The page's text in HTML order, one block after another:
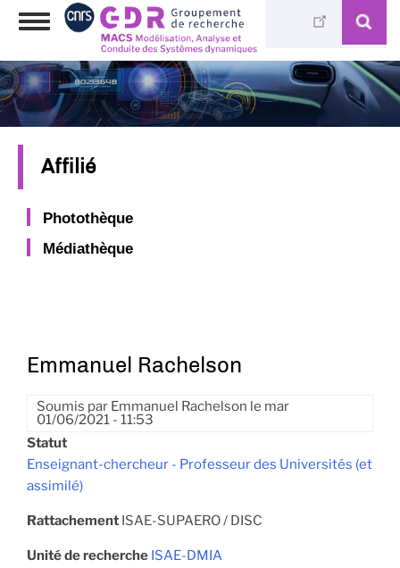
Aller
principal
Toggle
Affilié
Photothèque
Médiathèque
Emmanuel Rachelson
Soumis par Emmanuel Rachelson le mar
01/06/2021 - 11:53
Statut
Enseignant-chercheur - Professeur des Universités (et
assimilé)
Rattachement ISAE-SUPAERO / DISC
Unité de recherche ISAE-DMIA